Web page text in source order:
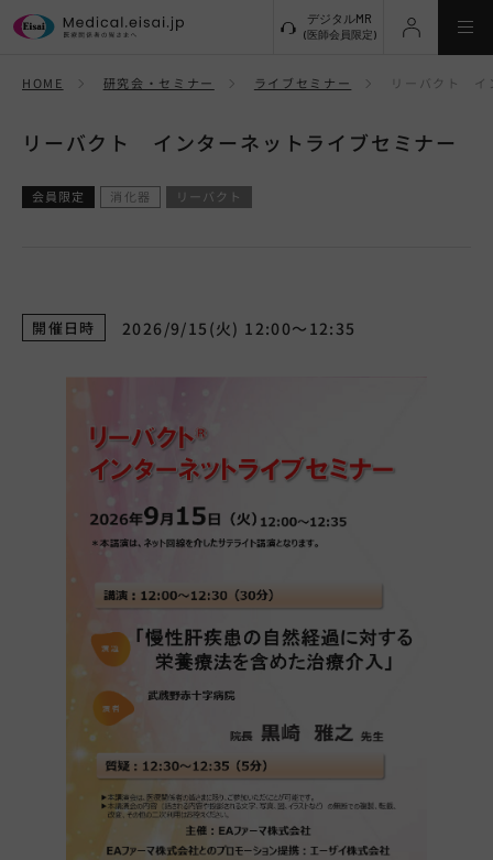
デジタルMR
(医師会員限定)
ログイン
メインメニューに戻る
学会共催セミナー
研究会サイト
HOME 研究会・セミナー ライブセミナー リーバクト イ
リーバクト インターネットライブセミナー
会員限定 消化器 リーバクト
開催日時 2026/9/15(火) 12:00～12:35